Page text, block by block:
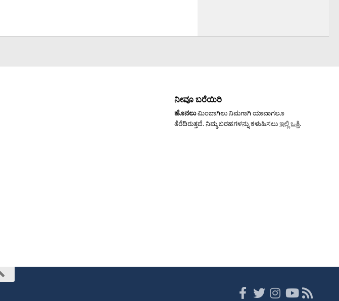
ನೀವೂ ಬರೆಯಿರಿ
ಹೊನಲುಮಿಂಬಾಗಿಲು ನಿಮಗಾಗಿ ಯಾವಾಗಲೂ
ತೆರೆದಿರುತ್ತದೆ. ನಿಮ್ಮ ಬರಹಗಳನ್ನು ಕಳುಹಿಸಲುಇಲ್ಲಿ ಒತ್ತಿ.